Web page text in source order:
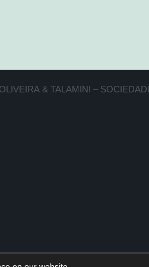
& TALAMINI –